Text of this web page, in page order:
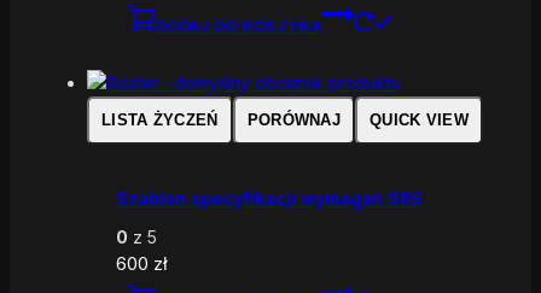
DODAJ DO KOSZYKA
LISTA ŻYCZEŃ PORÓWNAJ QUICK VIEW
Szablon specyfikacji wymagań SRS
0 z 5
600 zł